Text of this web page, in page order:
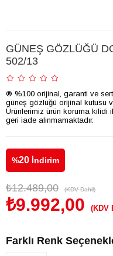
GÜNEŞ GÖZLÜĞÜ
502/13
® %100 orijinal, garanti ve
güneş gözlüğü orijinal kutusu
Ürünlerimiz ürün koruma kilidi
geri iade alınmamaktadır.
%20 İndirim
₺12.489,00 (KDV Dahil)
₺9.992,00 (KDV
Farklı Renk